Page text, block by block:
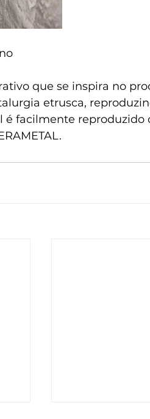
que se inspira no
etrusca,
é facilmente